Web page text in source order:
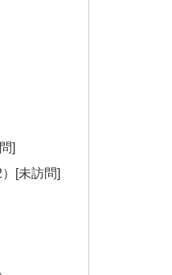
]
[未訪問]